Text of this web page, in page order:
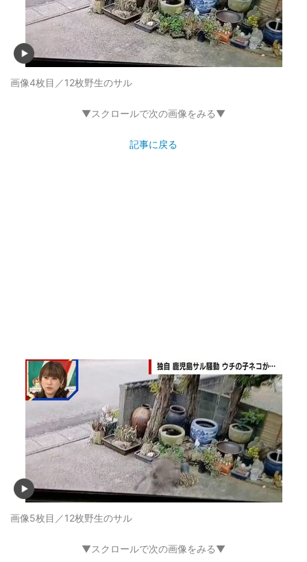
画像4枚目／12枚野生のサル
▼スクロールで次の画像をみる▼
記事に戻る
画像5枚目／12枚野生のサル
▼スクロールで次の画像をみる▼